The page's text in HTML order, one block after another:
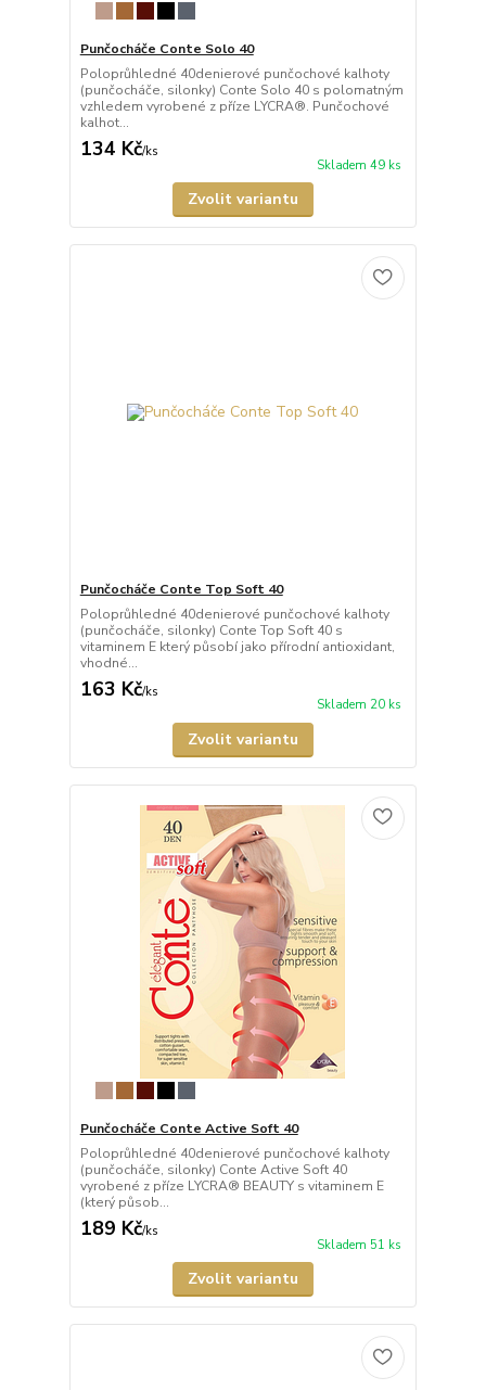
Punčocháče Conte Solo 40
Poloprůhledné 40denierové punčochové kalhoty
(punčocháče, silonky) Conte Solo 40 s polomatným
vzhledem vyrobené z příze LYCRA®. Punčochové
kalhot...
134 Kč/ks
Skladem 49 ks
Zvolit variantu
Punčocháče Conte Top Soft 40
Poloprůhledné 40denierové punčochové kalhoty
(punčocháče, silonky) Conte Top Soft 40 s
vitaminem E který působí jako přírodní antioxidant,
vhodné...
163 Kč/ks
Skladem 20 ks
Zvolit variantu
Punčocháče Conte Active Soft 40
Poloprůhledné 40denierové punčochové kalhoty
(punčocháče, silonky) Conte Active Soft 40
vyrobené z příze LYCRA® BEAUTY s vitaminem E
(který působ...
189 Kč/ks
Skladem 51 ks
Zvolit variantu